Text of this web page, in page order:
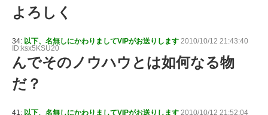
よろしく
34: 以下、名無しにかわりましてVIPがお送りします 2010/10/12 21:43:40
ID:ksx5KSU20
んでそのノウハウとは如何なる物
だ？
41: 以下、名無しにかわりましてVIPがお送りします 2010/10/12 21:52:04